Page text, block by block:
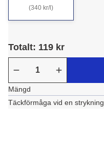
(340 kr/l)
Totalt: 119 kr
Mängd
Täckförmåga vid en strykning